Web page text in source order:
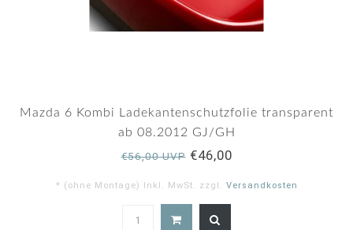
Mazda 6 Kombi Ladekantenschutzfolie transparent
ab 08.2012 GJ/GH
€56,00 UVP€46,00
* (ohne Montage) Inkl. MwSt. zzgl. Versandkosten